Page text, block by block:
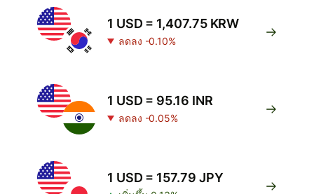
1 USD = 1,407.75 KRW
ลดลง -0.10%
1 USD = 95.16 INR
ลดลง -0.05%
1 USD = 157.79 JPY